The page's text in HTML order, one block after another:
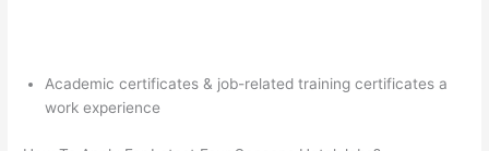
Academic certificates & job-related training certificates a
work experience